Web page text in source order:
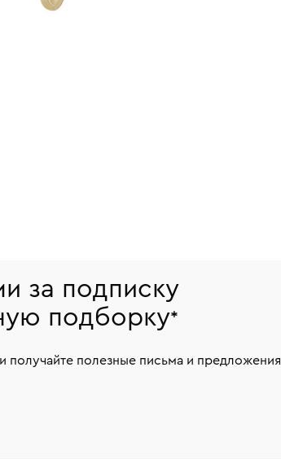
за подписку
подборку*
получайте полезные письма и предложения